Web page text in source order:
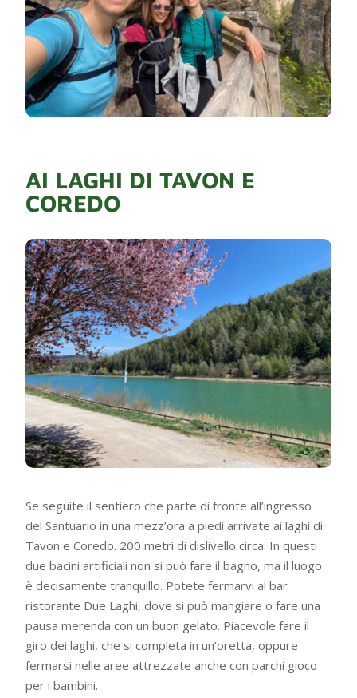
AI LAGHI DI TAVON E
COREDO
Se seguite il sentiero che parte di fronte all’ingresso
del Santuario in una mezz’ora a piedi arrivate ai laghi di
Tavon e Coredo. 200 metri di dislivello circa. In questi
due bacini artificiali non si può fare il bagno, ma il luogo
è decisamente tranquillo. Potete fermarvi al bar
ristorante Due Laghi, dove si può mangiare o fare una
pausa merenda con un buon gelato. Piacevole fare il
giro dei laghi, che si completa in un’oretta, oppure
fermarsi nelle aree attrezzate anche con parchi gioco
per i bambini.